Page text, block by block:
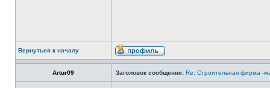
Вернуться к началу
Artur09 Заголовок сообщения: Re: Строительная фирма -